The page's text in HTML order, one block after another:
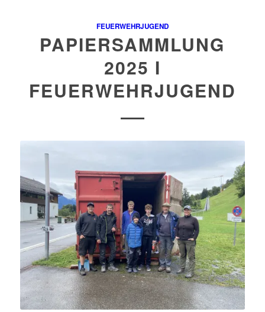
FEUERWEHRJUGEND
PAPIERSAMMLUNG
2025 I
FEUERWEHRJUGEND